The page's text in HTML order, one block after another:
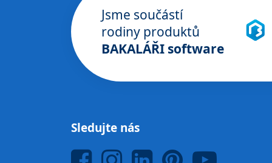
Jsme součástí
rodiny produktů
BAKALÁŘI software
Sledujte nás